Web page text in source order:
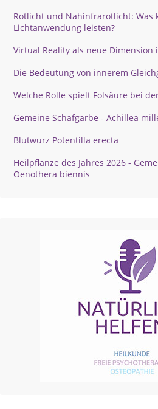
Rotlicht und Nahinfrarotlicht: Was
Lichtanwendung leisten?
Virtual Reality als neue Dimension
Die Bedeutung von innerem
Welche Rolle spielt Folsäure bei
Gemeine Schafgarbe - Achillea
Blutwurz Potentilla erecta
Heilpflanze des Jahres 2026 -
Oenothera biennis